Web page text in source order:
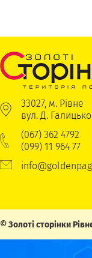
33027, м. Рівне
вул. Д.
(067) 362 4792
(099) 11 964 77
© Золоті сторінки